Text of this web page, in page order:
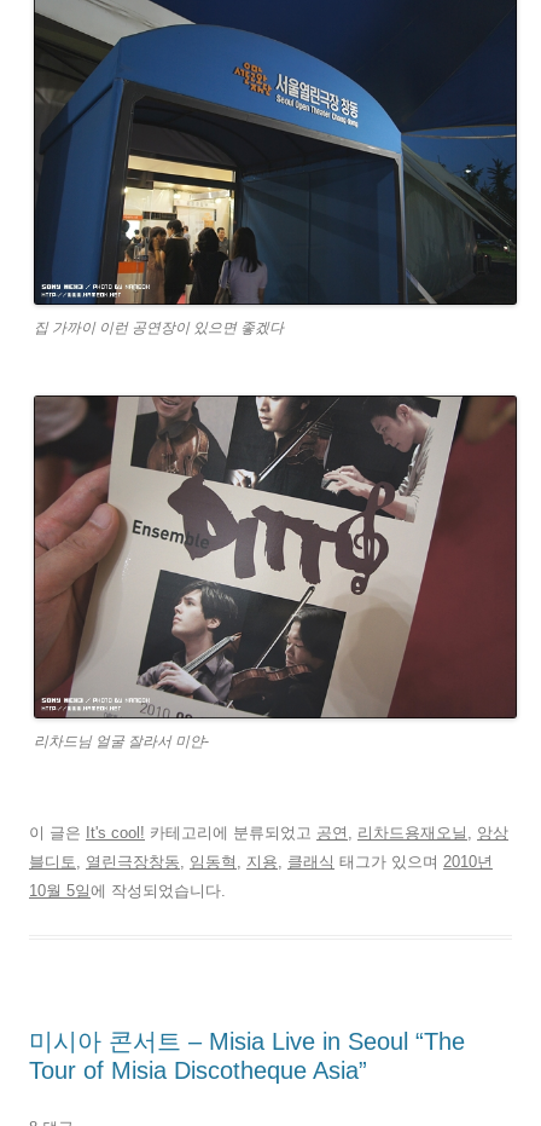
집 가까이 이런 공연장이 있으면 좋겠다
리차드님 얼굴 잘라서 미얀-
이 글은 It's cool! 카테고리에 분류되었고 공연 리차드용재오닐
앙상
블디토
열린극장창동 임동혁 지용 클래식 태그가 있으며 2010년
10월 5일에 작성되었습니다.
미시아 콘서트 – Misia Live in Seoul “The
Tour of Misia Discotheque Asia”